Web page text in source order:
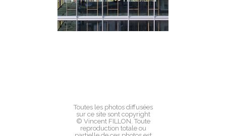
Toutes les photos diffusées
sur ce site sont copyright
© Vincent FILLON. Toute
reproduction totale ou